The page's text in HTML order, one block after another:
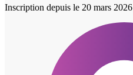
Inscription depuis le 20 mars 2026